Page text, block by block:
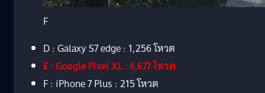
F
D : Galaxy S7 edge : 1,256 โหวต
E : Google Pixel XL : 4,677 โหวต
F : iPhone 7 Plus : 215 โหวต